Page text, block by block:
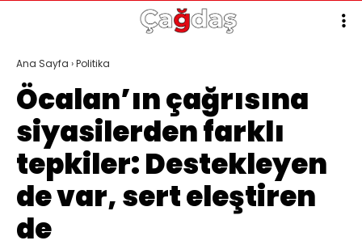
Ana Sayfa ›Politika
Öcalan’ın çağrısına
siyasilerden farklı
tepkiler: Destekleyen
de var, sert eleştiren
de